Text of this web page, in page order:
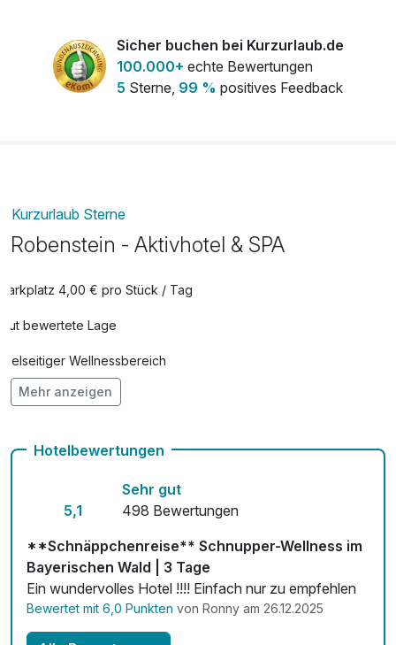
Flasche Prosecco 0,75l 25,00 €
pro Stück
Kopfmassage & Fußmassage
pro Person
Obstkorb
pro Zimmer
Sicher buchen bei Kurzurlaub.de
100.000+ echte Bewertungen
5 Sterne, 99 % positives Feedback
Kurzurlaub Sterne
Robenstein - Aktivhotel & SPA
Parkplatz 4,00 € pro Stück / Tag
Gut bewertete Lage
Vielseitiger Wellnessbereich
Hunde im Hotel erlaubt für 19,00 € pro Stück / Tag
Fitnessgeräte stehen bereit
Kostenloses W-LAN
Zimmerservice verfügbar
Mit Hotelbar
Mehr anzeigen
Hotelbewertungen
5,1
Sehr gut
498 Bewertungen
**Schnäppchenreise** Schnupper-Wellness im
Bayerischen Wald | 3 Tage
Ein wundervolles Hotel !!!! Einfach nur zu empfehlen
Bewertet mit 6,0 Punkten von Ronny am 26.12.2025